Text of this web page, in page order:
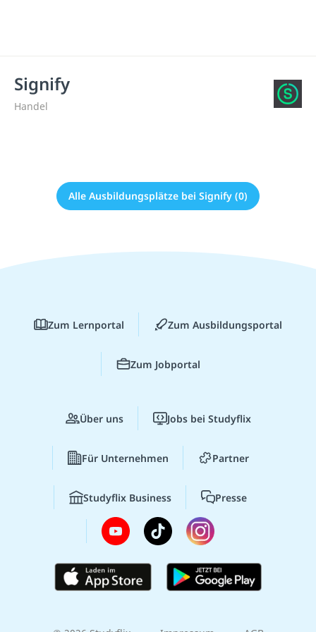
Signify
Handel
Alle Ausbildungsplätze bei Signify (0)
Zum Lernportal Zum Ausbildungsportal
Zum Jobportal
Über uns Jobs bei Studyflix
Für Unternehmen Partner
Studyflix Business Presse